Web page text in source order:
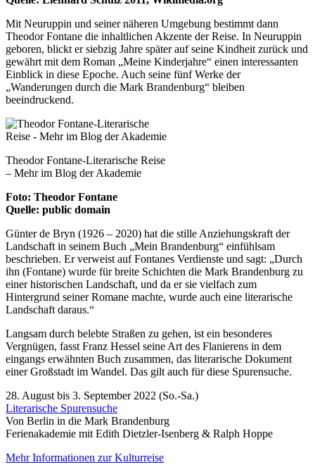
Mit Neuruppin und seiner näheren Umgebung bestimmt dann
Theodor Fontane die inhaltlichen Akzente der Reise. In Neuruppin
geboren, blickt er siebzig Jahre später auf seine Kindheit zurück und
gewährt mit dem Roman „Meine Kinderjahre“ einen interessanten
Einblick in diese Epoche. Auch seine fünf Werke der
„Wanderungen durch die Mark Brandenburg“ bleiben
beeindruckend.
Theodor Fontane-Literarische Reise
– Mehr im Blog der Akademie
Foto: Theodor Fontane
Quelle: public domain
Günter de Bryn (1926 – 2020) hat die stille Anziehungskraft der
Landschaft in seinem Buch „Mein Brandenburg“ einfühlsam
beschrieben. Er verweist auf Fontanes Verdienste und sagt: „Durch
ihn (Fontane) wurde für breite Schichten die Mark Brandenburg zu
einer historischen Landschaft, und da er sie vielfach zum
Hintergrund seiner Romane machte, wurde auch eine literarische
Landschaft daraus.“
Langsam durch belebte Straßen zu gehen, ist ein besonderes
Vergnügen, fasst Franz Hessel seine Art des Flanierens in dem
eingangs erwähnten Buch zusammen, das literarische Dokument
einer Großstadt im Wandel. Das gilt auch für diese Spurensuche.
28. August bis 3. September 2022 (So.-Sa.)
Literarische Spurensuche
Von Berlin in die Mark Brandenburg
Ferienakademie mit Edith Dietzler-Isenberg & Ralph Hoppe
Mehr Informationen zur Kulturreise